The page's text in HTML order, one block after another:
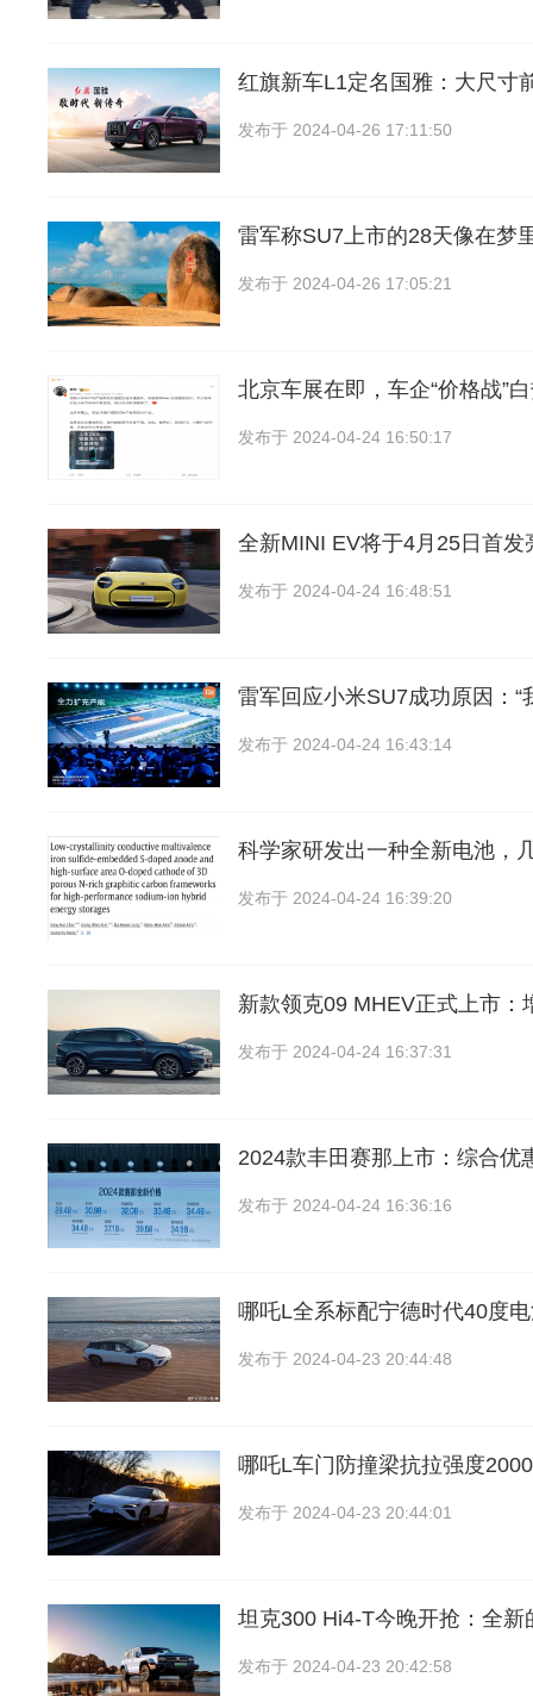
红旗新车L1定名国雅：大尺寸
发布于 2024-04-26 17:11:50
雷军称SU7上市的28天像在梦
发布于 2024-04-26 17:05:21
北京车展在即，车企“价格战”
发布于 2024-04-24 16:50:17
全新MINI EV将于4月25日首发
发布于 2024-04-24 16:48:51
雷军回应小米SU7成功原因：“
发布于 2024-04-24 16:43:14
科学家研发出一种全新电池，
发布于 2024-04-24 16:39:20
新款领克09 MHEV正式上市：
发布于 2024-04-24 16:37:31
2024款丰田赛那上市：综合优
发布于 2024-04-24 16:36:16
哪吒L全系标配宁德时代40度
发布于 2024-04-23 20:44:48
哪吒L车门防撞梁抗拉强度
发布于 2024-04-23 20:44:01
坦克300 Hi4-T今晚开抢：全新
发布于 2024-04-23 20:42:58